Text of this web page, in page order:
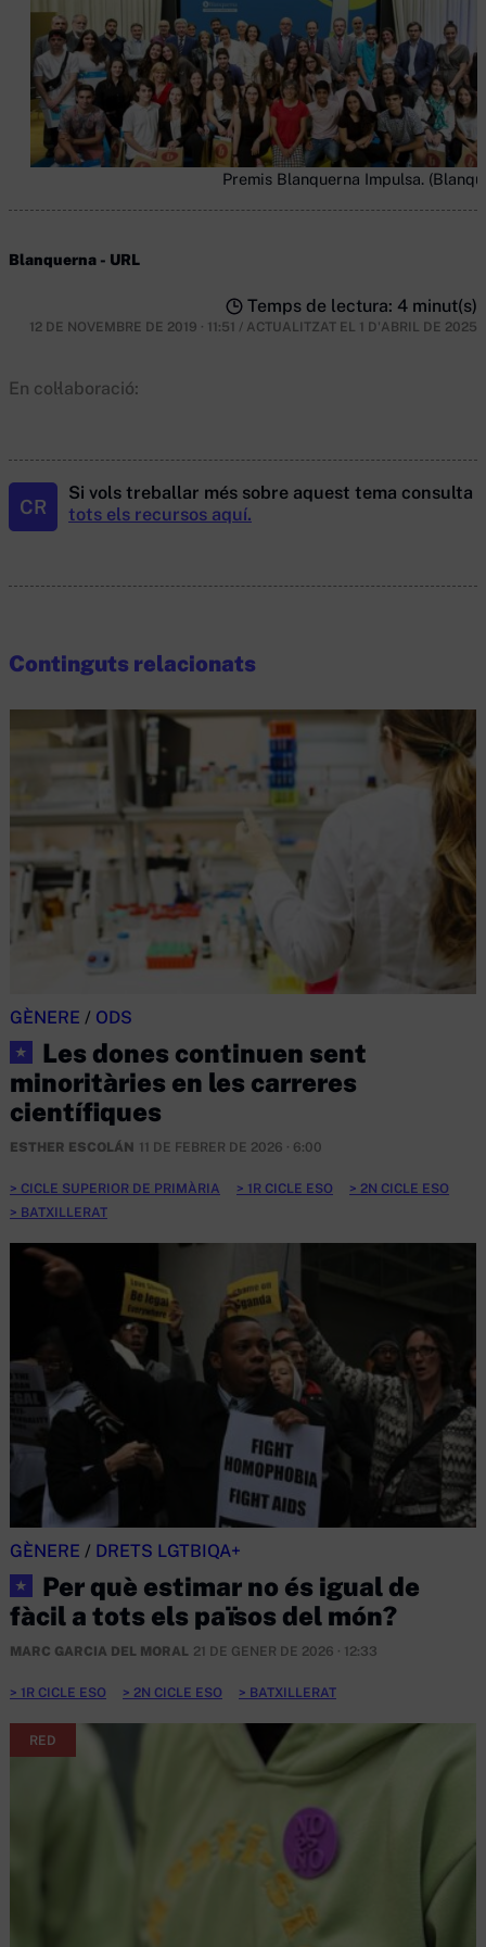
Premis Blanquerna Impulsa.
Blanquerna - URL
Temps de lectura: 4 minut(s)
12 DE NOVEMBRE DE 2019 · 11:51 / ACTUALITZAT EL 1 D'ABRIL DE 2025
En col·laboració:
CR
Si vols treballar més sobre aquest tema consulta
tots els recursos aquí.
Continguts relacionats
GÈNERE / ODS
★
Les dones continuen sent
minoritàries en les carreres
científiques
ESTHER ESCOLÁN 11 DE FEBRER DE 2026 · 6:00
CICLE SUPERIOR DE PRIMÀRIA 1R CICLE ESO
2N CICLE ESO
BATXILLERAT
GÈNERE / DRETS LGTBIQA+
★
Per què estimar no és igual de
fàcil a tots els països del món?
MARC GARCIA DEL MORAL 21 DE GENER DE 2026 · 12:33
1R CICLE ESO 2N CICLE ESO BATXILLERAT
RED